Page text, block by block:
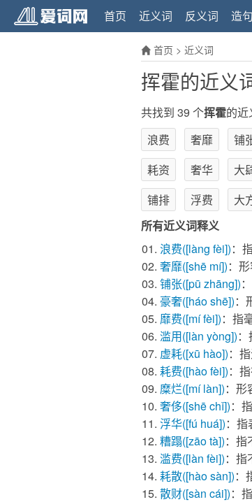
首页 近义词 反义词 造句
首页 > 近义词
挥霍的近义
共找到 39 个挥霍的近
浪费
奢靡 铺
耗资
奢华 大
铺排
浮费 大
所有近义词释义
浪费([làng fèi])：
奢靡([shē mí])：
铺张([pū zhāng])
豪奢([háo shē])：
靡费([mí fèi])：指
滥用([làn yòng])
虚耗([xū hào])：
耗费([hào fèi])：
糜烂([mí làn])：形
奢侈([shē chǐ])：
浮华([fú huá])：
糟蹋([zāo tà])：指
滥费([làn fèi])：指
耗散([hào sàn])：
散财([sàn cái])：